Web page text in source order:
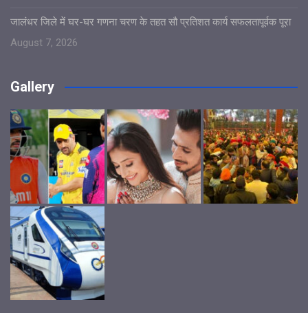
जालंधर जिले में घर-घर गणना चरण के तहत सौ प्रतिशत कार्य सफलतापूर्वक पूरा
August 7, 2026
Gallery